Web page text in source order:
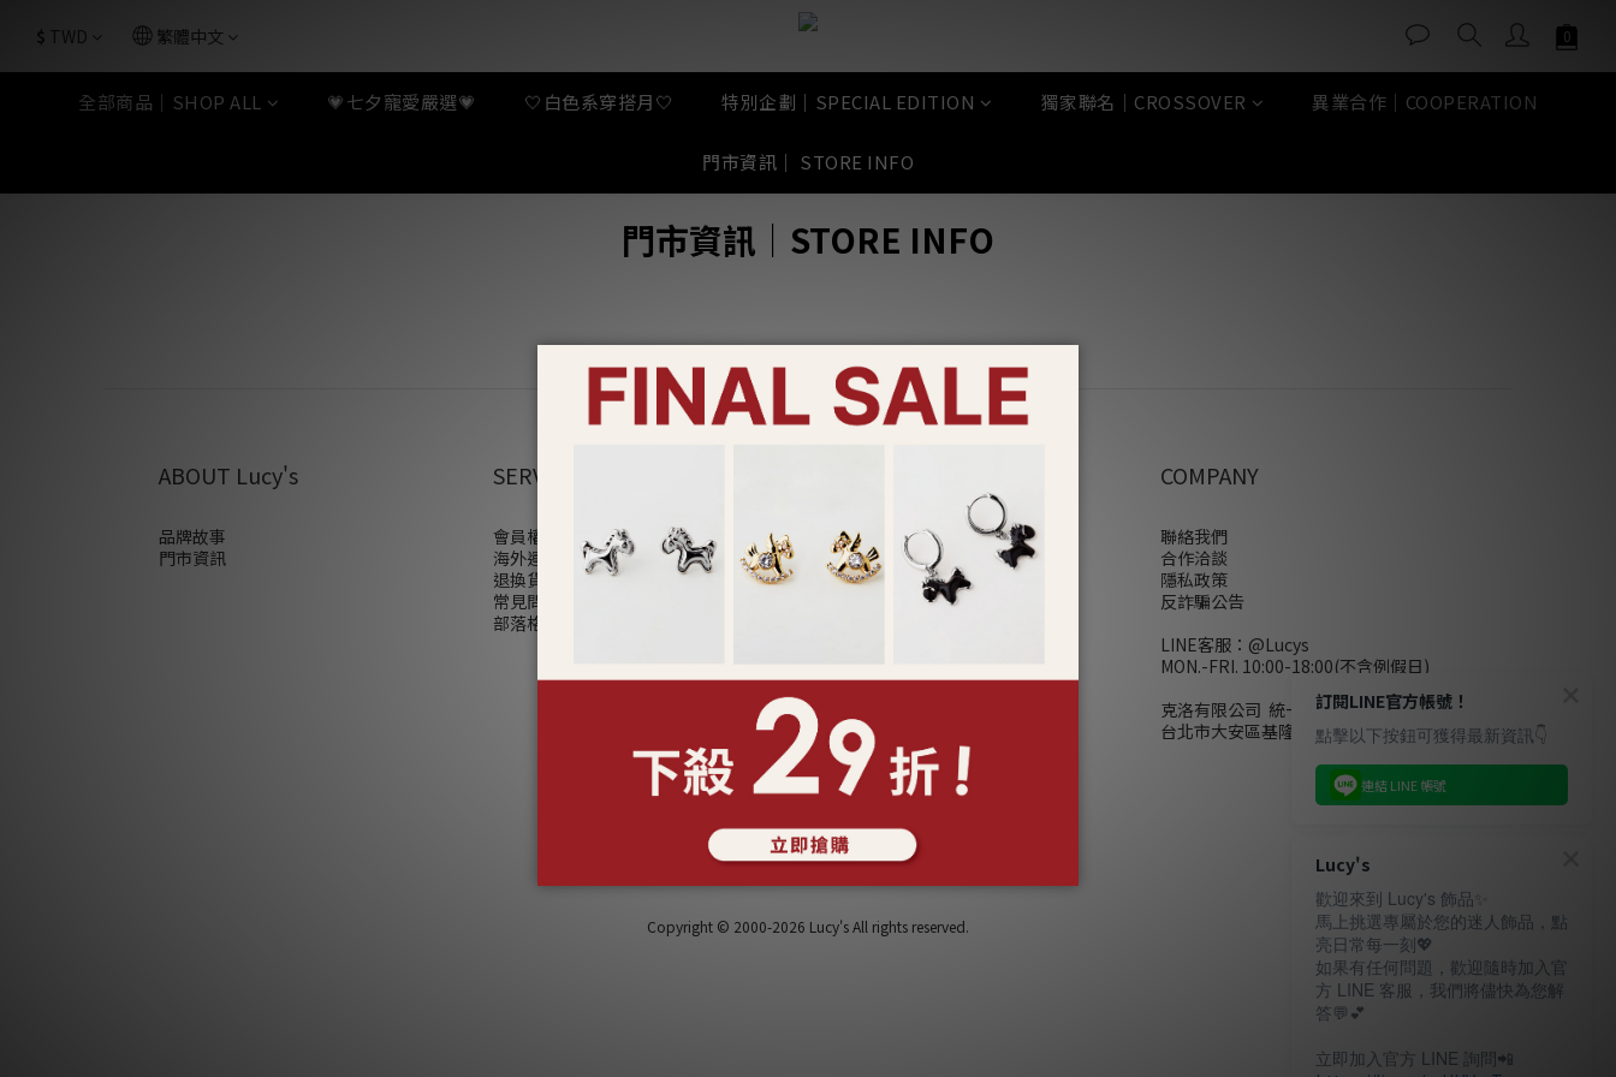
$ TWD 繁體中文
全部商品｜SHOP ALL 💗七夕寵愛嚴選💗 🤍白色系穿搭月🤍 特別企劃｜SPECIAL EDITION 獨家聯名｜CROSSOVER 異業合作｜COOPERATION
門市資訊｜ STORE INFO
門市資訊 ｜ STORE INFO
ABOUT Lucy's
品牌故事
門市資訊
SERVICE
會員權益 VIP
海外運送服務
退換貨服務
常見問題
部落格 BLOG
Line
Instagram
Facebook
COMPANY
聯絡我們
合作洽談
隱私政策
反詐騙公告
LINE客服： @Lucys
MON.-FRI. 10:00-18:00(不含例假日)
克洛有限公司 統一編號28858320
台北市大安區基隆路二段110號10樓
Copyright © 2000-2026 Lucy's All rights reserved.
訂閱LINE官方帳號！
點擊以下按鈕可獲得最新資訊👇
連結 LINE 帳號
Lucy's
歡迎來到 Lucy's 飾品✨
馬上挑選專屬於您的迷人飾品，點
亮日常每一刻💖
如果有任何問題，歡迎隨時加入官
方 LINE 客服，我們將儘快為您解
答💬💕
立即加入官方 LINE 詢問📲